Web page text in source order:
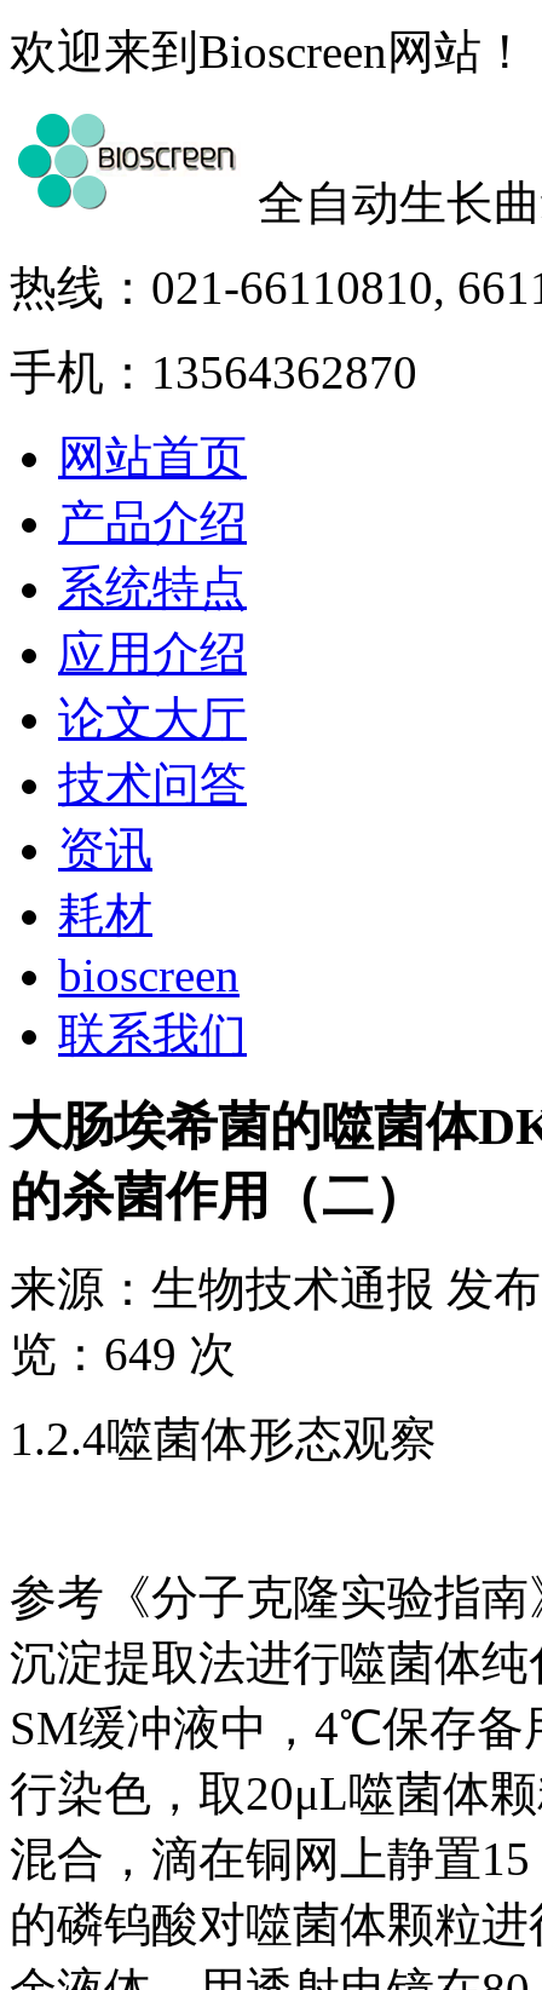
欢迎来到Bioscreen网站！
全自动生长
热线：021-66110810,
手机：13564362870
网站首页
产品介绍
系统特点
应用介绍
论文大厅
技术问答
资讯
耗材
bioscreen
联系我们
大肠埃希菌的噬菌体
的杀菌作用（二）
来源： 生物技术通报 发
览： 649 次
1.2.4噬菌体形态观察
参考《分子克隆实验指
沉淀提取法进行噬菌体
SM缓冲液中，4℃保存备
行染色，取20μL噬菌体
混合，滴在铜网上静置
的磷钨酸对噬菌体颗粒